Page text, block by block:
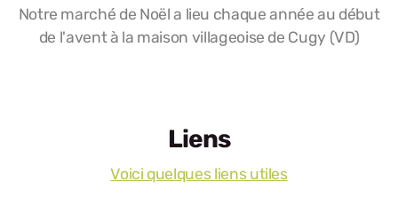
Notre marché de Noël a lieu chaque année au début
de l'avent à la maison villageoise de Cugy (VD)
Liens
Voici quelques liens utiles